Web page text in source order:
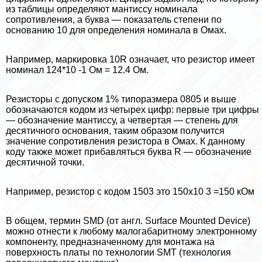
из таблицы определяют мантиссу номинала
сопротивления, а буква — показатель степени по
основанию 10 для определения номинала в Омах.
Например, маркировка 10R означает, что резистор имеет
номинал 124*10 -1 Ом = 12.4 Ом.
Резисторы с допуском 1% типоразмера 0805 и выше
обозначаются кодом из четырех цифр: первые три цифры
— обозначение мантиссу, а четвертая — степень для
десятичного основания, таким образом получится
значение сопротивления резистора в Омах. К данному
коду также может прибавляться буква R — обозначение
десятичной точки.
Например, резистор с кодом 1503 это 150х10 3 =150 кОм
В общем, термин SMD (от англ. Surface Mounted Device)
можно отнести к любому малогабаритному электронному
компоненту, предназначенному для монтажа на
поверхность платы по технологии SMT (технология